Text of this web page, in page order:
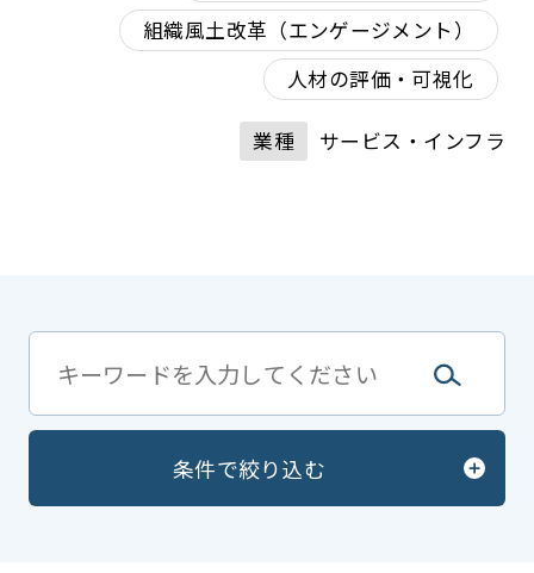
組織風土改革（エンゲージメント）
人材の評価・可視化
業種 サービス・インフラ
条件で絞り込む